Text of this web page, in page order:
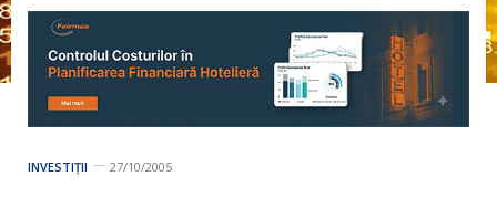
INVESTIȚII 27/10/2005